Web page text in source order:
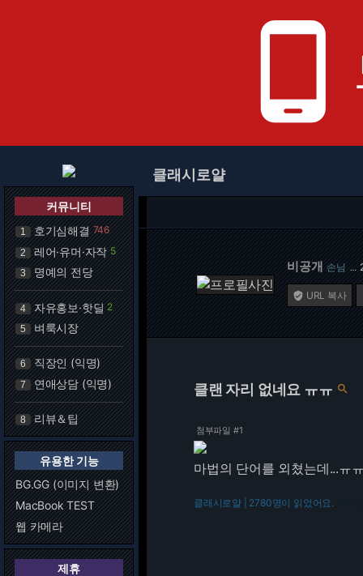
phone_android
커뮤니티
1 호기심해결 746
2 레어·유머·자작 5
3 명예의 전당
4 자유홍보·핫딜 2
5 벼룩시장
6 직장인 (익명)
7 연애상담 (익명)
8 리뷰＆팁
유용한 기능
BG.GG (이미지 변환)
MacBook TEST
웹 카메라
제휴
클래시로얄
비공개 손님 …
 URL 복사
클랜 자리 없네요 ㅠㅠ 
첨부파일 #1
마법의 단어를 외쳤는데...ㅠ
클래시로얄 | 2780명이 읽었어요.